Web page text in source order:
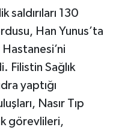
saldırıları 130
Han Yunus’ta
Hastanesi’ni
Filistin Sağlık
yaptığı
Nasır Tıp
görevlileri,